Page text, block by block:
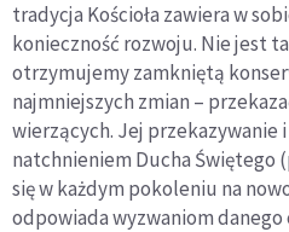
tradycja Kościoła zawiera w
konieczność rozwoju. Nie jest
otrzymujemy zamkniętą
najmniejszych zmian –
wierzących. Jej przekazywanie
natchnieniem Ducha Świętego
się w każdym pokoleniu na
odpowiada wyzwaniom danego